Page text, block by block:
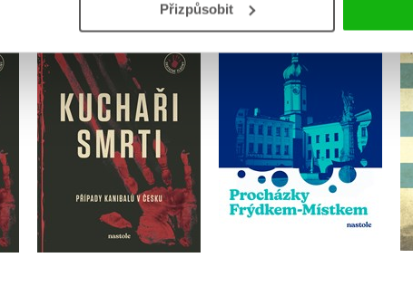
Přizpůsobit
Kuchaři smrti –
autorská edice s
podpisem
Milan Říský
Do košíku
469 Kč
375 Kč
Místkem
Miloš Habrnál
Do košíku